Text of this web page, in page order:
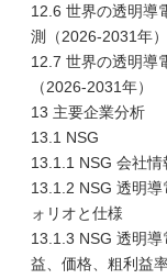
12.6 世界の透明導
測（2026-2031年）
12.7 世界の透明導
（2026-2031年）
13 主要企業分析
13.1 NSG
13.1.1 NSG 会社情
13.1.2 NSG 透明
ォリオと仕様
13.1.3 NSG 透明
益、価格、粗利益